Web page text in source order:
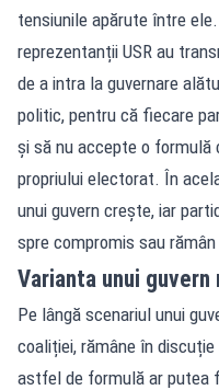
tensiunile apărute între
reprezentanții USR au
de a intra la guvernare
politic, pentru că fiecare
și să nu accepte o formulă
propriului electorat. În
unui guvern crește, iar
spre compromis sau
Varianta unui guvern
Pe lângă scenariul unui
coaliției, rămâne în
astfel de formulă ar putea